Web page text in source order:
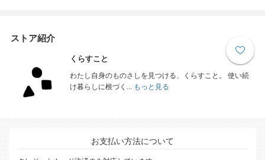
ストア紹介
くらすこと
わたし自身のものさしを見つける、くらすこと。 使い続
け暮らしに根づく...もっと見る
お支払い方法について